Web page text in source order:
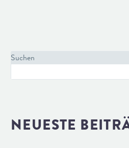
Suchen
NEUESTE